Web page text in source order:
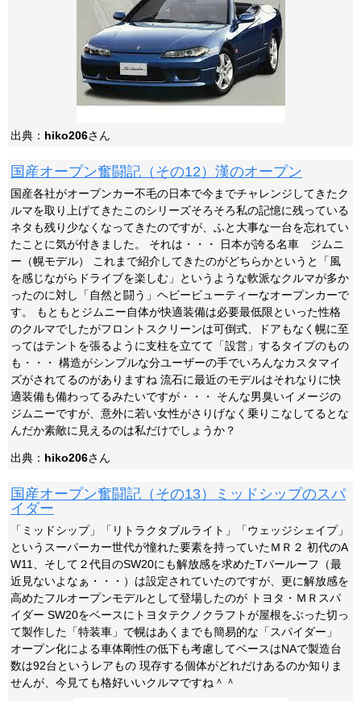
出典： hiko206さん
国産オープン奮闘記（その12）漢のオープン
国産各社がオープンカー不毛の日本で今までチャレンジしてきたク
ルマを取り上げてきたこのシリーズそろそろ私の記憶に残っている
ネタも残り少なくなってきたのですが、ふと大事な一台を忘れてい
たことに気が付きました。 それは・・・ 日本が誇る名車 ジムニ
ー（幌モデル） これまで紹介してきたのがどちらかというと「風
を感じながらドライブを楽しむ」というような軟派なクルマが多か
ったのに対し「自然と闘う」ヘビービューティーなオープンカーで
す。 もともとジムニー自体が快適装備は必要最低限といった性格
のクルマでしたがフロントスクリーンは可倒式、ドアもなく幌に至
ってはテントを張るように支柱を立てて「設営」するタイプのもの
も・・・ 構造がシンプルな分ユーザーの手でいろんなカスタマイ
ズがされてるのがありますね 流石に最近のモデルはそれなりに快
適装備も備わってるみたいですが・・・ そんな男臭いイメージの
ジムニーですが、意外に若い女性がさりげなく乗りこなしてるとな
んだか素敵に見えるのは私だけでしょうか？
出典： hiko206さん
国産オープン奮闘記（その13）ミッドシップのスパ
イダー
「ミッドシップ」「リトラクタブルライト」「ウェッジシェイプ」
というスーパーカー世代が憧れた要素を持っていたＭＲ２ 初代のA
W11、そして２代目のSW20にも解放感を求めたTバールーフ（最
近見ないよなぁ・・・）は設定されていたのですが、更に解放感を
高めたフルオープンモデルとして登場したのが トヨタ・ＭＲスパ
イダー SW20をベースにトヨタテクノクラフトが屋根をぶった切っ
て製作した「特装車」で幌はあくまでも簡易的な「スパイダー」
オープン化による車体剛性の低下も考慮してベースはNAで製造台
数は92台というレアもの 現存する個体がどれだけあるのか知りま
せんが、今見ても格好いいクルマですね＾＾